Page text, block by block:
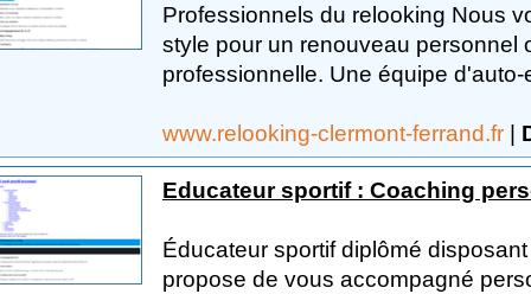
Professionnels du relooking Nous
style pour un renouveau personnel
professionnelle. Une équipe
www.relooking-clermont-ferrand.fr |
Educateur sportif : Coaching
Éducateur sportif diplômé
propose de vous accompagné